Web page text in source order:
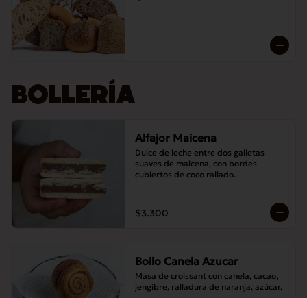
BOLLERÍA
Alfajor Maicena
Dulce de leche entre dos galletas
suaves de maicena, con bordes
cubiertos de coco rallado.
$3.300
Bollo Canela Azucar
Masa de croissant con canela, cacao,
jengibre, ralladura de naranja, azúcar.